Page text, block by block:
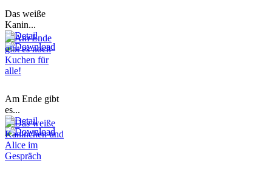
Das weiße
Kanin...
Am Ende gibt
es...